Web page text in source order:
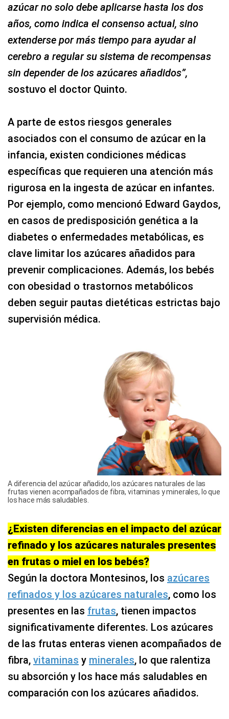
azúcar no solo debe aplicarse hasta los dos
años, como indica el consenso actual, sino
extenderse por más tiempo para ayudar al
cerebro a regular su sistema de recompensas
sin depender de los azúcares añadidos”,
sostuvo el doctor Quinto.
A parte de estos riesgos generales
asociados con el consumo de azúcar en la
infancia, existen condiciones médicas
específicas que requieren una atención más
rigurosa en la ingesta de azúcar en infantes.
Por ejemplo, como mencionó Edward Gaydos,
en casos de predisposición genética a la
diabetes o enfermedades metabólicas, es
clave limitar los azúcares añadidos para
prevenir complicaciones. Además, los bebés
con obesidad o trastornos metabólicos
deben seguir pautas dietéticas estrictas bajo
supervisión médica.
A diferencia del azúcar añadido, los azúcares naturales de las
frutas vienen acompañados de fibra, vitaminas y minerales, lo que
los hace más saludables.
¿Existen diferencias en el impacto del azúcar
refinado y los azúcares naturales presentes
en frutas o miel en los bebés?
Según la doctora Montesinos, los azúcares
refinados y los azúcares naturales, como los
presentes en las frutas, tienen impactos
significativamente diferentes. Los azúcares
de las frutas enteras vienen acompañados de
fibra, vitaminas y minerales, lo que ralentiza
su absorción y los hace más saludables en
comparación con los azúcares añadidos.